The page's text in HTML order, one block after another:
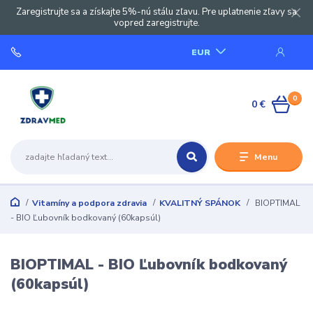
Zaregistrujte sa a získajte 5%-nú stálu zľavu. Pre uplatnenie zľavy sa
vopred zaregistrujte.
Menu
EUR
0
0 €
Vitamíny a podpora zdravia KVALITNÝ SPÁNOK
BIOPTIMAL
- BIO Ľubovník bodkovaný (60kapsúl)
BIOPTIMAL - BIO Ľubovník bodkovaný
(60kapsúl)